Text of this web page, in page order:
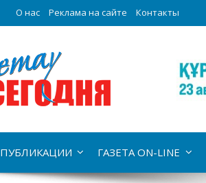
О нас Реклама на сайте Контакты
ПУБЛИКАЦИИ ГАЗЕТА ON-LINE